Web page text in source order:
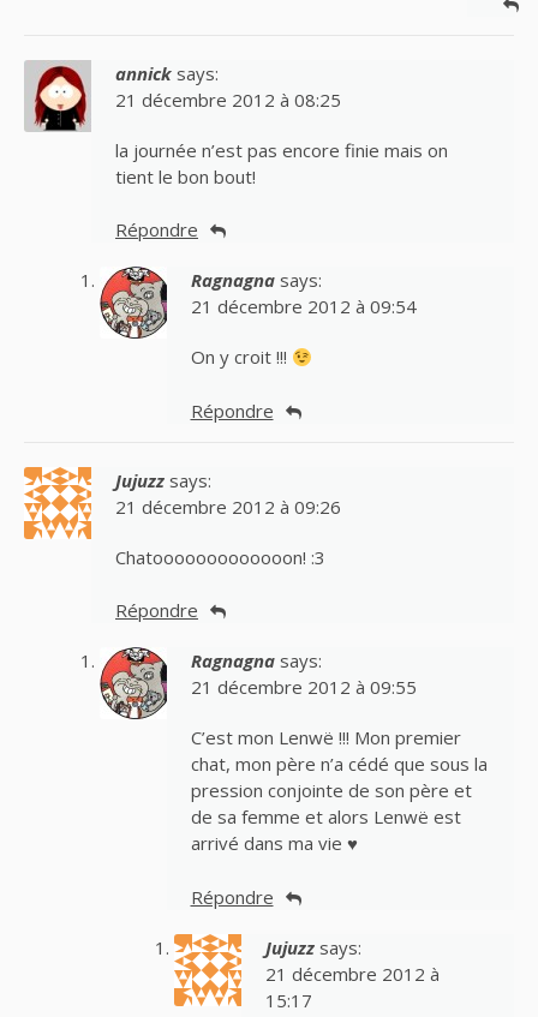
annick says:
21 décembre 2012 à 08:25
la journée n’est pas encore finie mais on
tient le bon bout!
Répondre
Ragnagna says:
21 décembre 2012 à 09:54
On y croit !!!
Répondre
Jujuzz says:
21 décembre 2012 à 09:26
Chatooooooooooooon! :3
Répondre
Ragnagna says:
21 décembre 2012 à 09:55
C’est mon Lenwë !!! Mon premier
chat, mon père n’a cédé que sous la
pression conjointe de son père et
de sa femme et alors Lenwë est
arrivé dans ma vie ♥
Répondre
Jujuzz says:
21 décembre 2012 à
15:17